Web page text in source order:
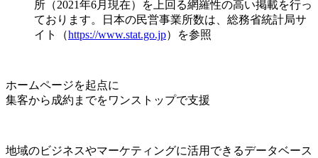
所（2021年6月現在）を上回る網羅性の高い掲載を行っ
ております。日本の民営事業所数は、総務省統計局サ
イト（https://www.stat.go.jp）を参照
ホームページを起点に
集客から成約までをワンストップで支援
地域のビジネスやマーケティングに活用できるデータベース